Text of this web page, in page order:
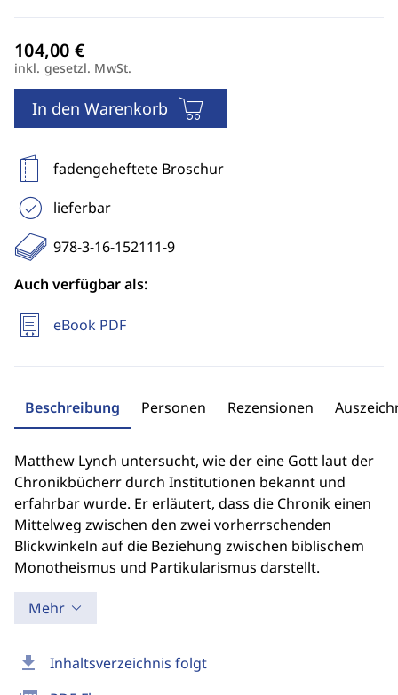
download Inhaltsverzeichnis folgt
inkl. gesetzl. MwSt.
In den Warenkorb
fadengeheftete Broschur
lieferbar
978-3-16-152111-9
Auch verfügbar als:
eBook PDF
Beschreibung Personen Rezensionen
Matthew Lynch untersucht, wie der eine Gott laut der
Chronikbücherr durch Institutionen bekannt und
erfahrbar wurde. Er erläutert, dass die Chronik einen
Mittelweg zwischen den zwei vorherrschenden
Blickwinkeln auf die Beziehung zwischen biblischem
Monotheismus und Partikularismus darstellt.
Mehr